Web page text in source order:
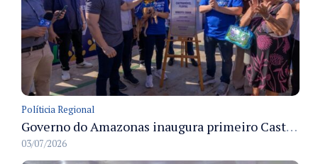
Políticia Regional
Governo do Amazonas inaugura primeiro Castramóvel Fluvial para atendimento veterinário às comunidades ribeirinhas e castração gratuita
03/07/2026